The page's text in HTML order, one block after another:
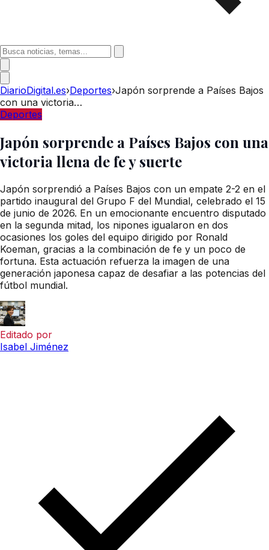
DiarioDigital.es›Deportes›Japón sorprende a Países Bajos
con una victoria…
Deportes
Japón sorprende a Países Bajos con una
victoria llena de fe y suerte
Japón sorprendió a Países Bajos con un empate 2-2 en el
partido inaugural del Grupo F del Mundial, celebrado el 15
de junio de 2026. En un emocionante encuentro disputado
en la segunda mitad, los nipones igualaron en dos
ocasiones los goles del equipo dirigido por Ronald
Koeman, gracias a la combinación de fe y un poco de
fortuna. Esta actuación refuerza la imagen de una
generación japonesa capaz de desafiar a las potencias del
fútbol mundial.
Editado por
Isabel Jiménez